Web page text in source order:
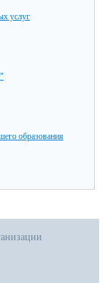
услуг
образования